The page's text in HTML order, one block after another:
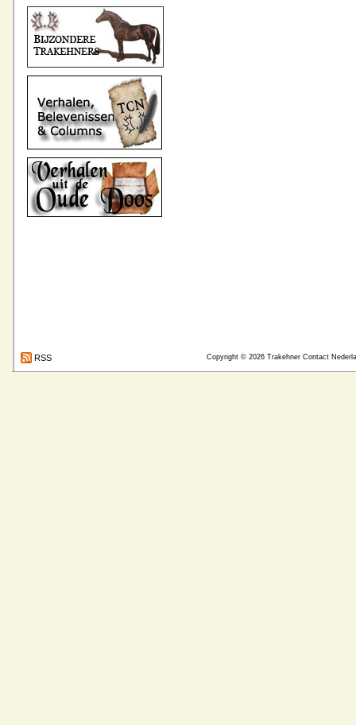
Copyright © 2026 Trakehner Contact
RSS